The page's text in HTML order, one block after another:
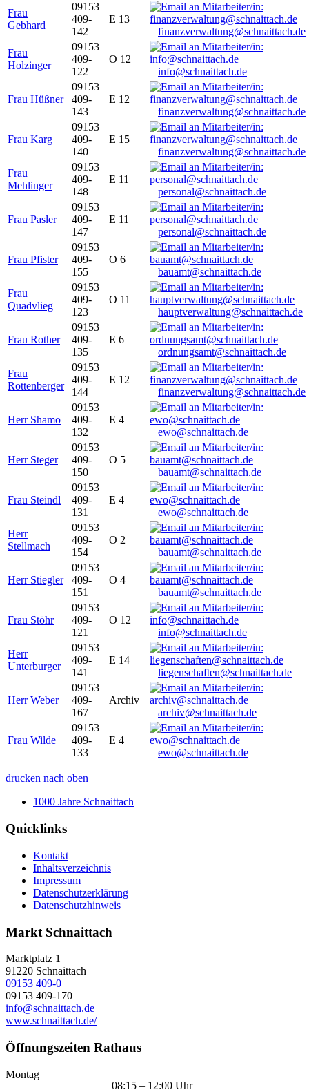
Frau
Gebhard
09153
409-
142
E 13
finanzverwaltung@schnaittach.de
Frau
Holzinger
09153
409-
122
O 12
info@schnaittach.de
Frau Hüßner
09153
409-
143
E 12
finanzverwaltung@schnaittach.de
Frau Karg
09153
409-
140
E 15
finanzverwaltung@schnaittach.de
Frau
Mehlinger
09153
409-
148
E 11
personal@schnaittach.de
Frau Pasler
09153
409-
147
E 11
personal@schnaittach.de
Frau Pfister
09153
409-
155
O 6
bauamt@schnaittach.de
Frau
Quadvlieg
09153
409-
123
O 11
hauptverwaltung@schnaittach.de
Frau Rother
09153
409-
135
E 6
ordnungsamt@schnaittach.de
Frau
Rottenberger
09153
409-
144
E 12
finanzverwaltung@schnaittach.de
Herr Shamo
09153
409-
132
E 4
ewo@schnaittach.de
Herr Steger
09153
409-
150
O 5
bauamt@schnaittach.de
Frau Steindl
09153
409-
131
E 4
ewo@schnaittach.de
Herr
Stellmach
09153
409-
154
O 2
bauamt@schnaittach.de
Herr Stiegler
09153
409-
151
O 4
bauamt@schnaittach.de
Frau Stöhr
09153
409-
121
O 12
info@schnaittach.de
Herr
Unterburger
09153
409-
141
E 14
liegenschaften@schnaittach.de
Herr Weber
09153
409-
167
Archiv
archiv@schnaittach.de
Frau Wilde
09153
409-
133
E 4
ewo@schnaittach.de
drucken nach oben
1000 Jahre Schnaittach
Quicklinks
Kontakt
Inhaltsverzeichnis
Impressum
Datenschutzerklärung
Datenschutzhinweis
Markt Schnaittach
Marktplatz 1
91220 Schnaittach
09153 409-0
09153 409-170
info@schnaittach.de
www.schnaittach.de/
Öffnungszeiten Rathaus
Montag
08:15 – 12:00 Uhr